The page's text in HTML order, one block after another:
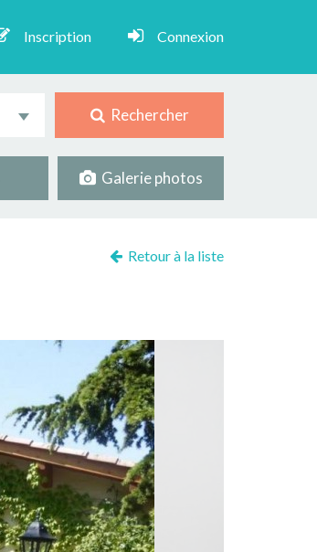
Inscription Connexion
Rechercher
Galerie photos
Retour à la liste